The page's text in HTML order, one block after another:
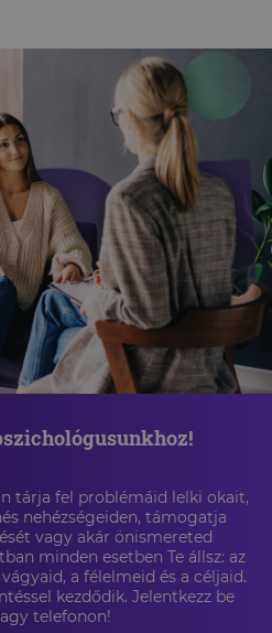
tárja fel problémáid lelki okait,
nehézségeiden, támogatja
vagy akár önismereted
minden esetben Te állsz: az
a félelmeid és a céljaid.
kezdődik. Jelentkezz be
telefonon!